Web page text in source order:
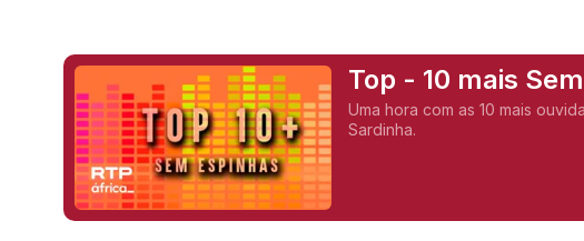
Top - 10 mais
Uma hora com as 10 mais
Sardinha.